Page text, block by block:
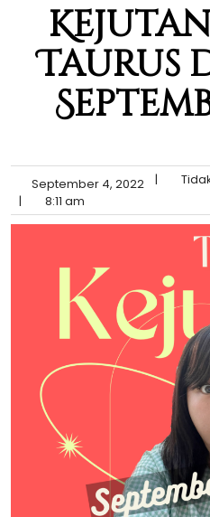
Taurus
September 4, 2022 |
|
8:11 am